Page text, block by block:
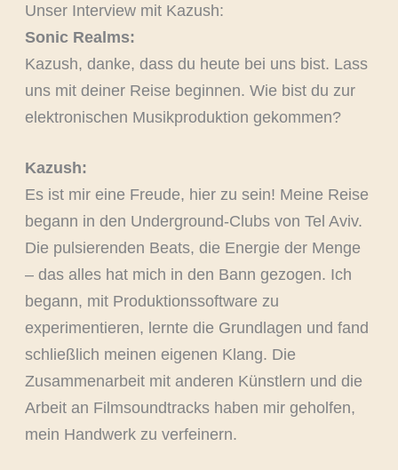
Unser Interview mit Kazush:
Sonic Realms:
Kazush, danke, dass du heute bei uns bist. Lass
uns mit deiner Reise beginnen. Wie bist du zur
elektronischen Musikproduktion gekommen?
Kazush:
Es ist mir eine Freude, hier zu sein! Meine Reise
begann in den Underground-Clubs von Tel Aviv.
Die pulsierenden Beats, die Energie der Menge
– das alles hat mich in den Bann gezogen. Ich
begann, mit Produktionssoftware zu
experimentieren, lernte die Grundlagen und fand
schließlich meinen eigenen Klang. Die
Zusammenarbeit mit anderen Künstlern und die
Arbeit an Filmsoundtracks haben mir geholfen,
mein Handwerk zu verfeinern.